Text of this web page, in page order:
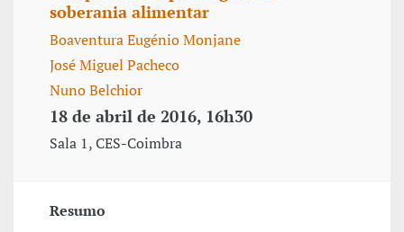
soberania alimentar
Boaventura Eugénio Monjane
José Miguel Pacheco
Nuno Belchior
18 de abril de 2016, 16h30
Sala 1, CES-Coimbra
Resumo